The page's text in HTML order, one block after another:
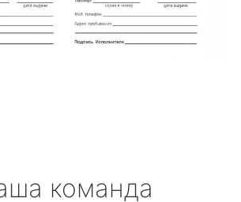
команда